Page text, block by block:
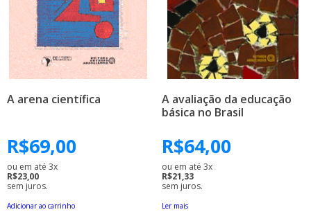
A arena científica
R$69,00
ou em até 3x
R$23,00
sem juros.
Adicionar ao carrinho
A avaliação da educação
básica no Brasil
R$64,00
ou em até 3x
R$21,33
sem juros.
Ler mais